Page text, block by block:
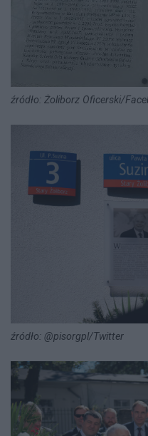
źródło: Żoliborz Oficerski/
źródło: @pisorgpl/Twitter